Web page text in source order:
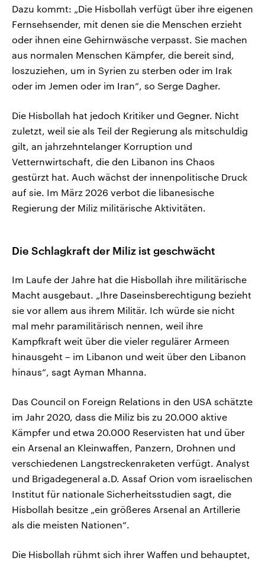
Dazu kommt: „Die Hisbollah verfügt über ihre eigenen
Fernsehsender, mit denen sie die Menschen erzieht
oder ihnen eine Gehirnwäsche verpasst. Sie machen
aus normalen Menschen Kämpfer, die bereit sind,
loszuziehen, um in Syrien zu sterben oder im Irak
oder im Jemen oder im Iran“, so Serge Dagher.
Die Hisbollah hat jedoch Kritiker und Gegner. Nicht
zuletzt, weil sie als Teil der Regierung als mitschuldig
gilt, an jahrzehntelanger Korruption und
Vetternwirtschaft, die den Libanon ins Chaos
gestürzt hat. Auch wächst der innenpolitische Druck
auf sie. Im März 2026 verbot die libanesische
Regierung der Miliz militärische Aktivitäten.
Die Schlagkraft der Miliz ist geschwächt
Im Laufe der Jahre hat die Hisbollah ihre militärische
Macht ausgebaut. „Ihre Daseinsberechtigung bezieht
sie vor allem aus ihrem Militär. Ich würde sie nicht
mal mehr paramilitärisch nennen, weil ihre
Kampfkraft weit über die vieler regulärer Armeen
hinausgeht – im Libanon und weit über den Libanon
hinaus“, sagt Ayman Mhanna.
Das Council on Foreign Relations in den USA schätzte
im Jahr 2020, dass die Miliz bis zu 20.000 aktive
Kämpfer und etwa 20.000 Reservisten hat und über
ein Arsenal an Kleinwaffen, Panzern, Drohnen und
verschiedenen Langstreckenraketen verfügt. Analyst
und Brigadegeneral a.D. Assaf Orion vom israelischen
Institut für nationale Sicherheitsstudien sagt, die
Hisbollah besitze „ein größeres Arsenal an Artillerie
als die meisten Nationen“.
Die Hisbollah rühmt sich ihrer Waffen und behauptet,